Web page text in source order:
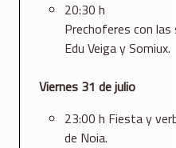
20:30 h
Prechoferes con
Edu Veiga y Somiux.
Viernes 31 de julio
23:00 h Fiesta y
de Noia.